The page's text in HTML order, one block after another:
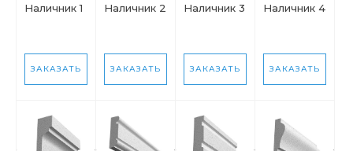
Наличник 1
ЗАКАЗАТЬ
Наличник 2
ЗАКАЗАТЬ
Наличник 3
ЗАКАЗАТЬ
Наличник 4
ЗАКАЗАТЬ